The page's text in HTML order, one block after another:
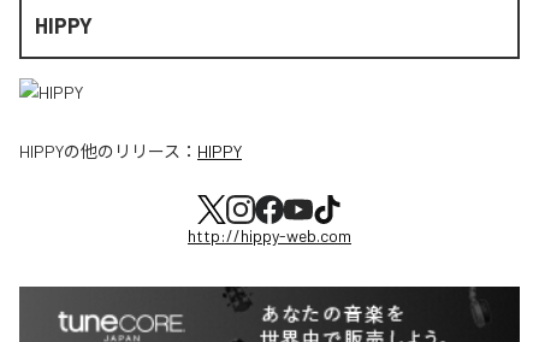
HIPPY
HIPPYの他のリリース： HIPPY
http://hippy-web.com